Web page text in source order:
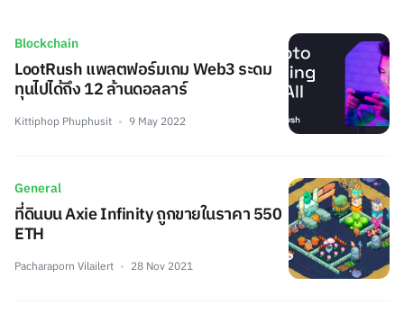
Blockchain
LootRush แพลตฟอร์มเกม Web3 ระดม
ทุนไปได้ถึง 12 ล้านดอลลาร์
Kittiphop Phuphusit 9 May 2022
General
ที่ดินบน Axie Infinity ถูกขายในราคา 550
ETH
Pacharaporn Vilailert 28 Nov 2021